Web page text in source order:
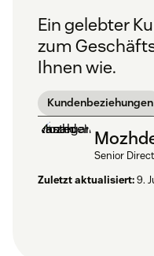
Ein gelebter
zum
Ihnen wie.
Kundenbeziehungen
Senior
Zuletzt aktualisiert:9.